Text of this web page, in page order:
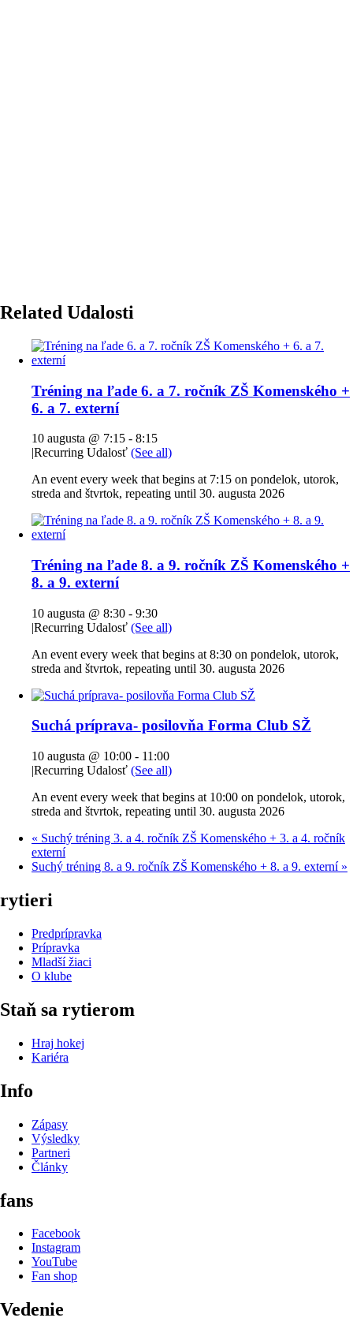
Related Udalosti
Tréning na ľade 6. a 7. ročník ZŠ Komenského +
6. a 7. externí
10 augusta @ 7:15 - 8:15
|Recurring Udalosť (See all)
An event every week that begins at 7:15 on pondelok, utorok,
streda and štvrtok, repeating until 30. augusta 2026
Tréning na ľade 8. a 9. ročník ZŠ Komenského +
8. a 9. externí
10 augusta @ 8:30 - 9:30
|Recurring Udalosť (See all)
An event every week that begins at 8:30 on pondelok, utorok,
streda and štvrtok, repeating until 30. augusta 2026
Suchá príprava- posilovňa Forma Club SŽ
10 augusta @ 10:00 - 11:00
|Recurring Udalosť (See all)
An event every week that begins at 10:00 on pondelok, utorok,
streda and štvrtok, repeating until 30. augusta 2026
« Suchý tréning 3. a 4. ročník ZŠ Komenského + 3. a 4. ročník
externí
Suchý tréning 8. a 9. ročník ZŠ Komenského + 8. a 9. externí »
rytieri
Predprípravka
Prípravka
Mladší žiaci
O klube
Staň sa rytierom
Hraj hokej
Kariéra
Info
Zápasy
Výsledky
Partneri
Články
fans
Facebook
Instagram
YouTube
Fan shop
Vedenie